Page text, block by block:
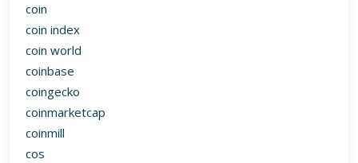
coin
coin index
coin world
coinbase
coingecko
coinmarketcap
coinmill
cos